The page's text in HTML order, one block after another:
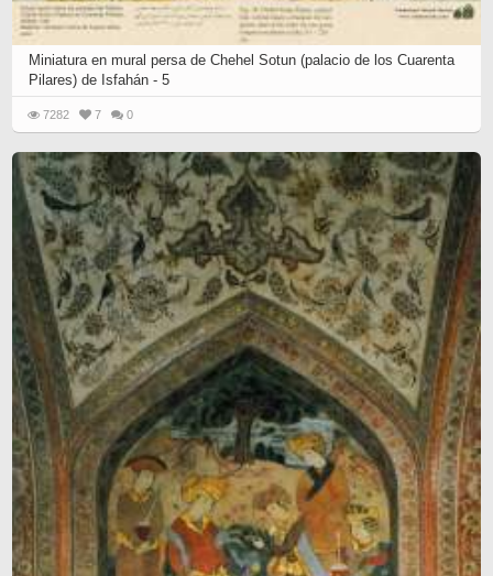
Miniatura en mural persa de Chehel Sotun (palacio de los Cuarenta
Pilares) de Isfahán - 5
7282 7 0